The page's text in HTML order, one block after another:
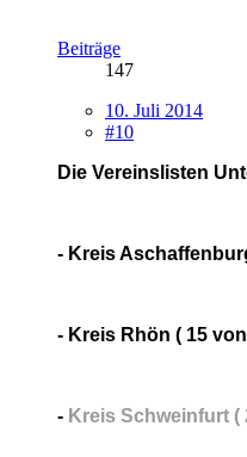
Beiträge
147
10. Juli 2014
#10
Die Vereinslisten
- Kreis
- Kreis Rhön ( 15
- Kreis Schweinfurt (